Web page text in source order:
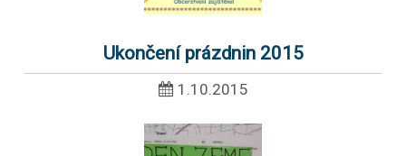
Ukončení prázdnin 2015
1.10.2015